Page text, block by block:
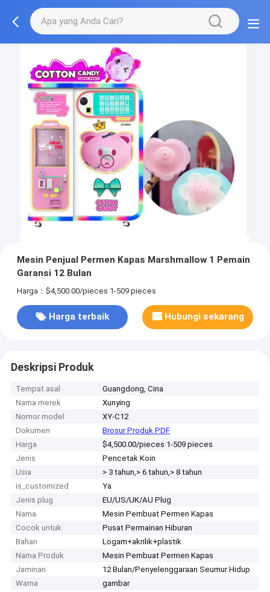
Mesin Penjual Permen Kapas Marshmallow 1 Pemain
Garansi 12 Bulan
Harga：$4,500.00/pieces 1-509 pieces
Harga terbaik Hubungi sekarang
Deskripsi Produk
Tempat asal
Guangdong, Cina
Nama merek
Xunying
Nomor model
XY-C12
Dokumen
Brosur Produk PDF
Harga
$4,500.00/pieces 1-509 pieces
Jenis
Pencetak Koin
Usia
> 3 tahun,> 6 tahun,> 8 tahun
is_customized
Ya
Jenis plug
EU/US/UK/AU Plug
Nama
Mesin Pembuat Permen Kapas
Cocok untuk
Pusat Permainan Hiburan
Bahan
Logam+akrilik+plastik
Nama Produk
Mesin Pembuat Permen Kapas
Jaminan
12 Bulan/Penyelenggaraan Seumur Hidup
Warna
gambar